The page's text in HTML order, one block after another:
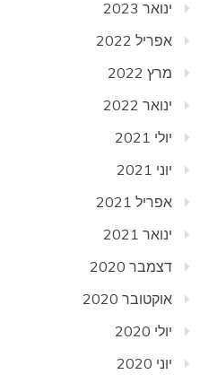
ינואר 2023
אפריל 2022
מרץ 2022
ינואר 2022
יולי 2021
יוני 2021
אפריל 2021
ינואר 2021
דצמבר 2020
אוקטובר 2020
יולי 2020
יוני 2020